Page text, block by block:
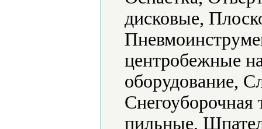
дисковые,
центробежные
оборудование,
пильные,